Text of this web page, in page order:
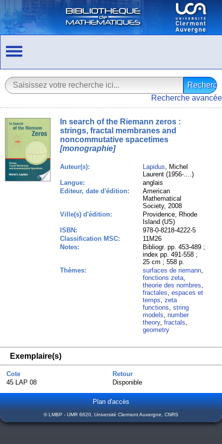
Recherche avancée
In search of the Riemann zeros :
strings, fractal membranes and
noncommutative spacetimes
[monographie]
Auteur(s): Lapidus, Michel
Laurent (1956-....)
Langue:
anglais
Editeur, date d'édition:
American
Mathematical
Society, 2008
Ville(s) d'édition:
Providence, Rhode
Island (US)
ISBN:
978-0-8218-4222-5
Classification MSC:
11M26
Notes:
Bibliogr. pp. 453-489 ;
index pp. 491-558 ;
25 cm ; 558 p.
Thèmes:
surfaces de riemann,
fonctions zeta,
theorie des nombres,
fractales,espaces et
temps,zeta
functions,string
models,number
theory,fractals,
geometry
Exemplaire(s)
Cote
Retour
45 LAP 08
Disponible
Plan d'accès
© LMBP - UMR 6620, Université Clermont Auvergne, CNRS